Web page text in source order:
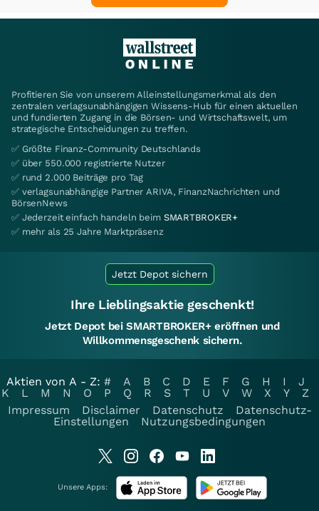
Profitieren Sie von unserem Alleinstellungsmerkmal als den
zentralen verlagsunabhängigen Wissens-Hub für einen aktuellen
und fundierten Zugang in die Börsen- und Wirtschaftswelt, um
strategische Entscheidungen zu treffen.
✅ Größte Finanz-Community Deutschlands
✅ über 550.000 registrierte Nutzer
✅ rund 2.000 Beiträge pro Tag
✅ verlagsunabhängige Partner ARIVA, FinanzNachrichten und
BörsenNews
✅ Jederzeit einfach handeln beim SMARTBROKER+
✅ mehr als 25 Jahre Marktpräsenz
Jetzt Depot sichern
Ihre Lieblingsaktie geschenkt!
Jetzt Depot bei SMARTBROKER+ eröffnen und
Willkommensgeschenk sichern.
Aktien von A - Z: # A B C D E F G H I
J
K
L M N O P Q R S T U V W X Y
Z
Impressum
Disclaimer Datenschutz
Datenschutz-
Einstellungen
Nutzungsbedingungen
Unsere Apps: